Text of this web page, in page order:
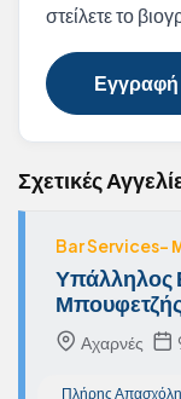
στείλετε το
Εγγραφή
Σχετικές
Bar Services-
Υπάλληλος
Αχαρνές
Πλήρης